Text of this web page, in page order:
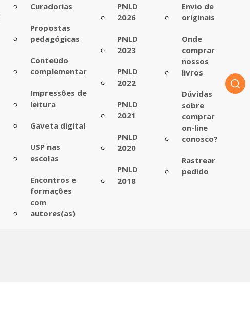
Curadorias
Propostas
pedagógicas
Conteúdo
complementar
Impressões de
leitura
Gaveta digital
USP nas
escolas
Encontros e
formações
com
autores(as)
PNLD
2026
PNLD
2023
PNLD
2022
PNLD
2021
PNLD
2020
PNLD
2018
Envio de
originais
Onde
comprar
nossos
livros
Dúvidas
sobre
comprar
on-line
conosco?
Rastrear
pedido